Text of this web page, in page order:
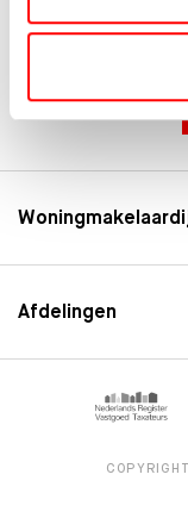
Afdelingen